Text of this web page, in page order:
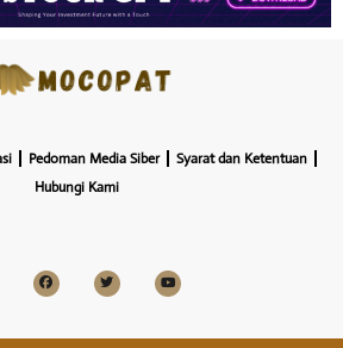
Pedoman Media Siber
Syarat dan Ketentuan
Hubungi Kami